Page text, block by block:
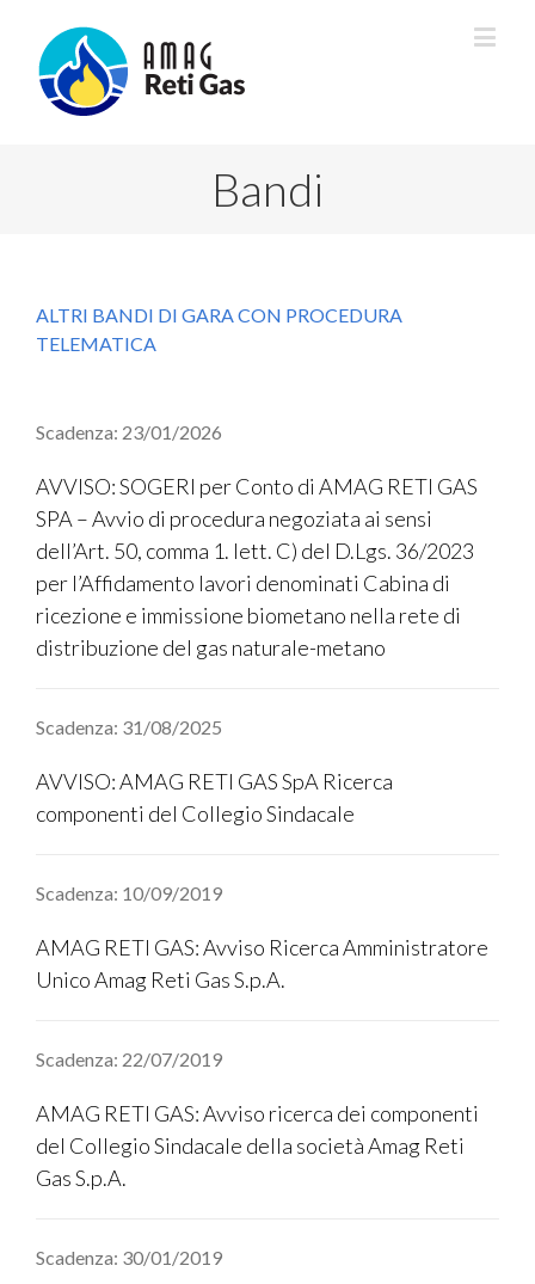
Bandi
ALTRI BANDI DI GARA CON PROCEDURA
TELEMATICA
Scadenza: 23/01/2026
AVVISO: SOGERI per Conto di AMAG RETI GAS
SPA – Avvio di procedura negoziata ai sensi
dell’Art. 50, comma 1. lett. C) del D.Lgs. 36/2023
per l’Affidamento lavori denominati Cabina di
ricezione e immissione biometano nella rete di
distribuzione del gas naturale-metano
Scadenza: 31/08/2025
AVVISO: AMAG RETI GAS SpA Ricerca
componenti del Collegio Sindacale
Scadenza: 10/09/2019
AMAG RETI GAS: Avviso Ricerca Amministratore
Unico Amag Reti Gas S.p.A.
Scadenza: 22/07/2019
AMAG RETI GAS: Avviso ricerca dei componenti
del Collegio Sindacale della società Amag Reti
Gas S.p.A.
Scadenza: 30/01/2019